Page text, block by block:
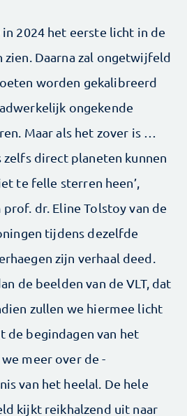
2024 het eerste licht in de
zien. Daarna zal ongetwijfeld
worden gekalibreerd
ongekende
Maar als het zover is …
zelfs direct planeten kunnen
te felle sterren heen’,
dr. Eline Tolstoy van de
tijdens dezelfde
zijn ­verhaal deed.
de beelden van de VLT, dat
zullen we hiermee licht
de begindagen van het
we meer over de
van het heelal. De hele
kijkt reikhalzend uit naar